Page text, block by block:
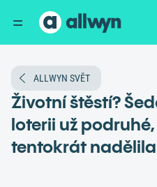
ALLWYN SVĚT
Životní štěstí?
loterii už
tentokrát nadělila